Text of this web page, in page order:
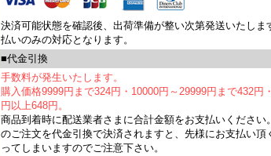
決済可能状態を確認後、出荷準備が整い次第発送いたしま
払いのみの対応となります。
■代金引換
手数料が発生いたします。
購入価格9999円まで324円・10000円～29999円まで432円
円以上648円。
商品到着時に配送業者さまに合計金額をお支払いください
のご注文を代金引換で決済されますと、先様にお支払い頂
ってしまいますのでご注意下さい。